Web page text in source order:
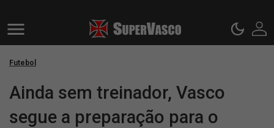
Futebol
Ainda sem treinador, Vasco
segue a preparação para o